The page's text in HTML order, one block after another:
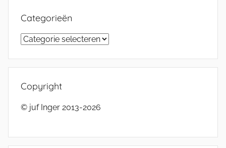
Categorieën
Categorieën
Copyright
© juf Inger 2013-2026